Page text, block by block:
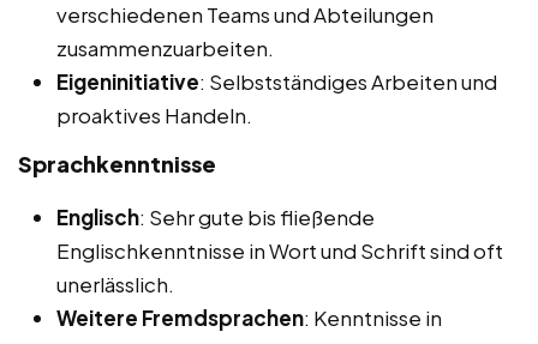
verschiedenen Teams und Abteilungen
zusammenzuarbeiten.
Eigeninitiative: Selbstständiges Arbeiten und
proaktives Handeln.
Sprachkenntnisse
Englisch: Sehr gute bis fließende
Englischkenntnisse in Wort und Schrift sind oft
unerlässlich.
Weitere Fremdsprachen: Kenntnisse in